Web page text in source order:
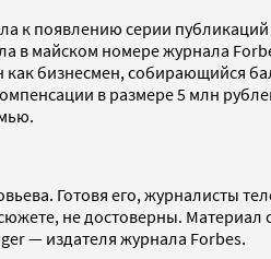
к появлению серии
в майском номере журнала
бизнесмен, собирающийся
в размере 5 млн
Готовя его, журналисты
не достоверны.
— издателя журнала Forbes.